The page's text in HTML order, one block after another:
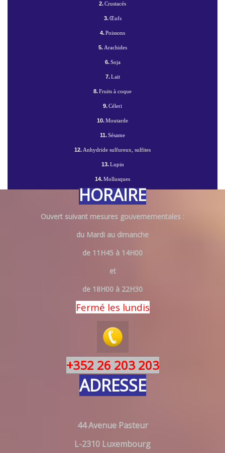
2.Crustacés
3.Œufs
4.Poissons
5.Arachides
6.Soja
7.Lait
8.Fruits à coque
9.Céleri
10.Moutarde
11.Sésame
12.Anhydride sulfureux, sulfites
13.Lupin
14.Mollusques
HORAIRE
Ouvert suivant mesures gouvernementales :
du Mardi au dimanche
de 11H45 à 14H00
et
de 18H00 à 22H30
Fermé les lundis
+352 26 203 203
ADRESSE
44 Avenue Pasteur
L-2310 Luxembourg